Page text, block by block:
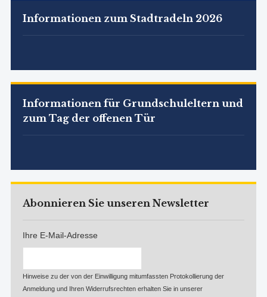
Informationen zum Stadtradeln 2026
Informationen für Grundschuleltern und
zum Tag der offenen Tür
Abonnieren Sie unseren Newsletter
Ihre E-Mail-Adresse
Hinweise zu der von der Einwilligung mitumfassten Protokollierung der
Anmeldung und Ihren Widerrufsrechten erhalten Sie in unserer